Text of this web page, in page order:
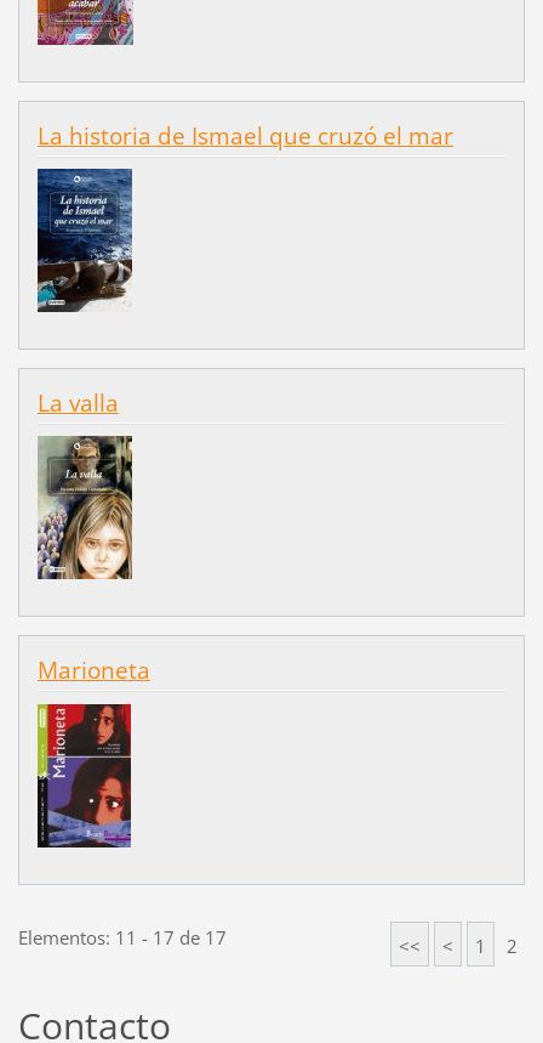
La historia de Ismael que cruzó el mar
La valla
Marioneta
Elementos: 11 - 17 de 17 << < 1 2
Contacto